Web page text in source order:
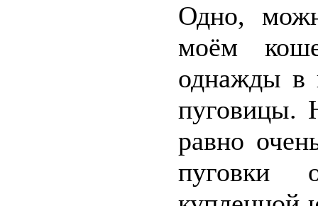
Одно,
моём
однажды в
пуговицы.
равно
пуговки